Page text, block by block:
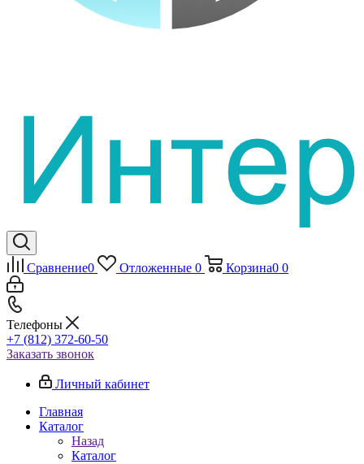
Сравнение0 Отложенные 0 Корзина0 0
Телефоны
+7 (812) 372-60-50
Заказать звонок
Личный кабинет
Главная
Каталог
Назад
Каталог